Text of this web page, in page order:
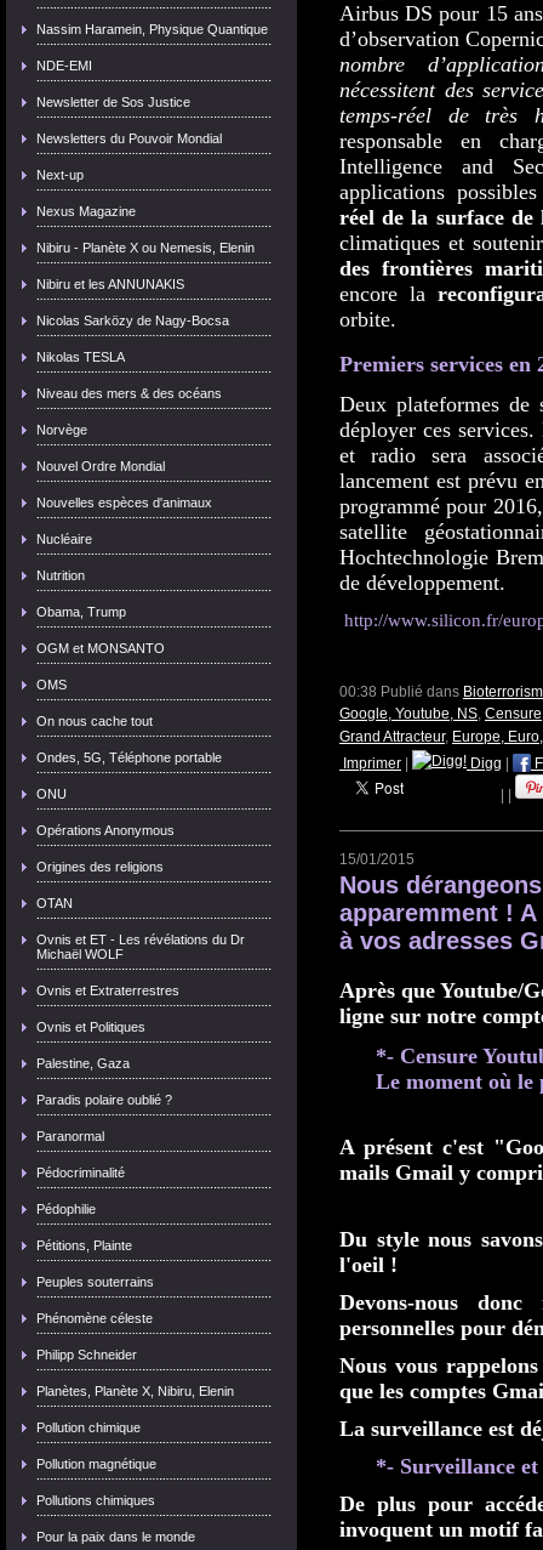
Nassim Haramein, Physique Quantique
NDE-EMI
Newsletter de Sos Justice
Newsletters du Pouvoir Mondial
Next-up
Nexus Magazine
Nibiru - Planète X ou Nemesis, Elenin
Nibiru et les ANNUNAKIS
Nicolas Sarközy de Nagy-Bocsa
Nikolas TESLA
Niveau des mers & des océans
Norvège
Nouvel Ordre Mondial
Nouvelles espèces d'animaux
Nucléaire
Nutrition
Obama, Trump
OGM et MONSANTO
OMS
On nous cache tout
Ondes, 5G, Téléphone portable
ONU
Opérations Anonymous
Origines des religions
OTAN
Ovnis et ET - Les révélations du Dr
Michaël WOLF
Ovnis et Extraterrestres
Ovnis et Politiques
Palestine, Gaza
Paradis polaire oublié ?
Paranormal
Pédocriminalité
Pédophilie
Pétitions, Plainte
Peuples souterrains
Phénomène céleste
Philipp Schneider
Planètes, Planète X, Nibiru, Elenin
Pollution chimique
Pollution magnétique
Pollutions chimiques
Pour la paix dans le monde
Airbus DS pour 15
d’observation
nombre
nécessitent des
temps-réel de très
responsable en
Intelligence and
applications
réel de la surface de
climatiques et
des frontières
encore la
orbite.
Premiers services en
Deux plateformes de
déployer ces
et radio sera
lancement est prévu
programmé pour
satellite
Hochtechnologie
de développement.
http://www.silicon.fr/
00:38 Publié dans
Google, Youtube, NS,
Grand Attracteur, Europe,
Imprimer
Digg
15/01/2015
Nous
apparemment !
à vos adresses
Après que Youtube/
ligne sur notre
*- Censure
Le moment où le
A présent c'est
mails Gmail y
Du style nous
l'oeil !
Devons-nous
personnelles pour
Nous vous
que les comptes
La surveillance est
*- Surveillance
De plus pour
invoquent un motif